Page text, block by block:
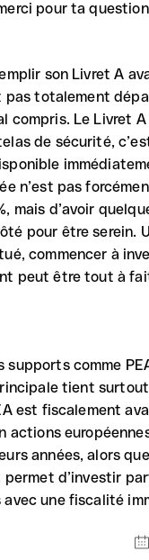
pour ta
son Livret A
pas totalement
compris. Le Livret
de sécurité,
n’est pas
mais d’avoir
pour être serein.
commencer à
peut être tout à
supports comme
tient
est fiscalement
actions
années, alors
d’investir
avec une fiscalité